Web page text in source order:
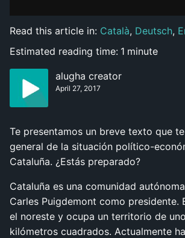
Read this article in: Català, Deutsch,
Estimated reading time: 1 minute
alugha creator
April 27, 2017
Te presentamos un breve texto que
general de la situación político-
Cataluña. ¿Estás preparado?
Cataluña es una comunidad
Carles Puigdemont como presidente.
el noreste y ocupa un territorio de
kilómetros cuadrados. Actualmente